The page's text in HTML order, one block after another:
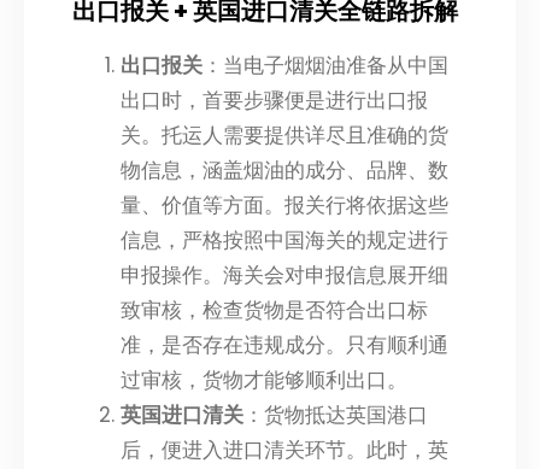
出口报关 + 英国进口清关全链路拆解
出口报关 ：当电子烟烟油准备从中国
出口时，首要步骤便是进行出口报
关。托运人需要提供详尽且准确的货
物信息，涵盖烟油的成分、品牌、数
量、价值等方面。报关行将依据这些
信息，严格按照中国海关的规定进行
申报操作。海关会对申报信息展开细
致审核，检查货物是否符合出口标
准，是否存在违规成分。只有顺利通
过审核，货物才能够顺利出口。
英国进口清关 ：货物抵达英国港口
后，便进入进口清关环节。此时，英